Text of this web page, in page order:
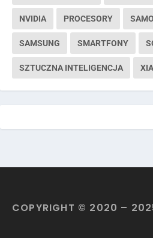
NVIDIA PROCESORY
SAMSUNG SMARTFONY
SZTUCZNA INTELIGENCJA
COPYRIGHT © 2020 –